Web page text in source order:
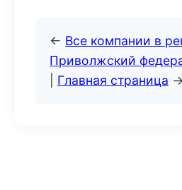
← Все компании в
Приволжский
Главная страница →